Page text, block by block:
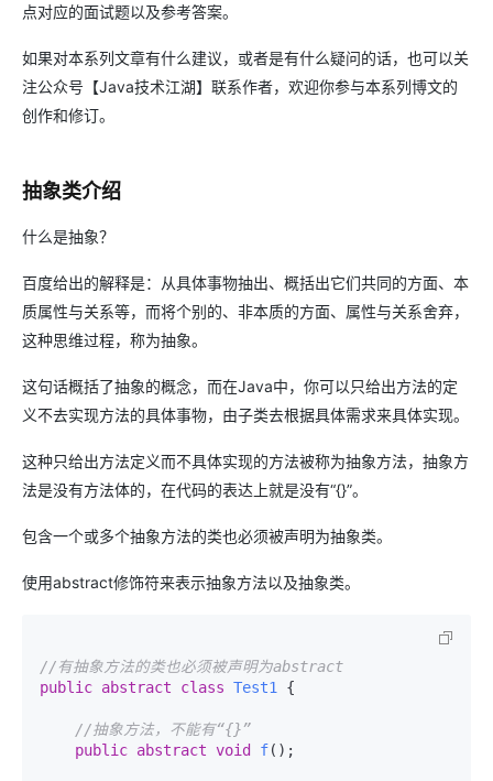
点对应的面试题以及参考答案。
如果对本系列文章有什么建议，或者是有什么疑问的话，也可以关
注公众号【Java技术江湖】联系作者，欢迎你参与本系列博文的
创作和修订。
抽象类介绍
什么是抽象？
百度给出的解释是：从具体事物抽出、概括出它们共同的方面、本
质属性与关系等，而将个别的、非本质的方面、属性与关系舍弃，
这种思维过程，称为抽象。
这句话概括了抽象的概念，而在Java中，你可以只给出方法的定
义不去实现方法的具体事物，由子类去根据具体需求来具体实现。
这种只给出方法定义而不具体实现的方法被称为抽象方法，抽象方
法是没有方法体的，在代码的表达上就是没有“{}”。
包含一个或多个抽象方法的类也必须被声明为抽象类。
使用abstract修饰符来表示抽象方法以及抽象类。
//有抽象方法的类也必须被声明为abstract
public abstract class Test1 {
//抽象方法，不能有“{}”
public abstract void f() ;